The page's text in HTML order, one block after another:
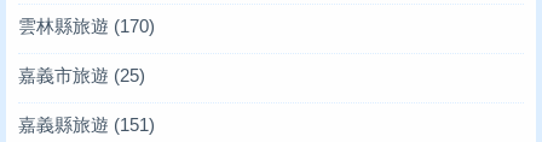
雲林縣旅遊 (170)
嘉義市旅遊 (25)
嘉義縣旅遊 (151)